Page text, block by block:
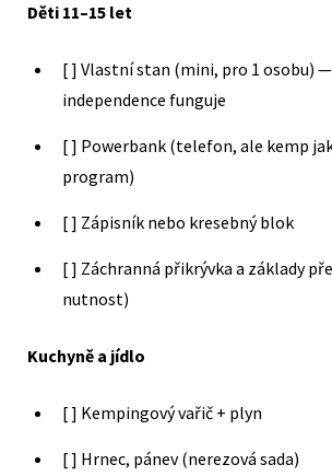
Děti 11–15 let
[ ] Vlastní stan (mini, pro 1 osobu)
independence funguje
[ ] Powerbank (telefon, ale kemp
program)
[ ] Zápisník nebo kresebný blok
[ ] Záchranná přikrývka a základy
nutnost)
Kuchyně a jídlo
[ ] Kempingový vařič + plyn
[ ] Hrnec, pánev (nerezová sada)